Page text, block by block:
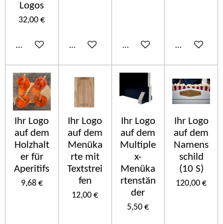
Logos
32,00 €
Añadir al carritoAñadir al carritoAñadir al carritoAñadir al
Ihr Logo
auf dem
Holzhalt
er für
Aperitifs
9,68 €
Ihr Logo
auf dem
Menüka
rte mit
Textstrei
fen
12,00 €
Ihr Logo
auf dem
Multiple
x-
Menüka
rtenstän
der
5,50 €
Ihr Logo
auf dem
Namens
schild
(10 S)
120,00 €